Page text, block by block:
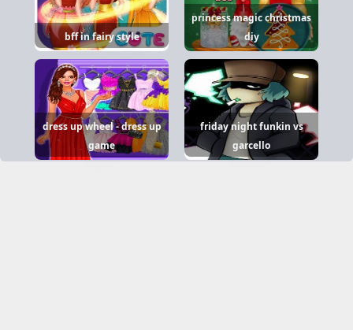
bff in fairy style
princess magic christmas
diy
dress up wheel - dress up
game
friday night funkin vs
garcello